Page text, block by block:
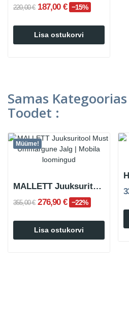
220,00 € 187,00 € −15%
Lisa ostukorvi
Samas
Toodet :
Müüme!
MALLETT Juuksuritool Must Ümmargune Jalg
355,00 € 276,90 € −22%
Lisa ostukorvi